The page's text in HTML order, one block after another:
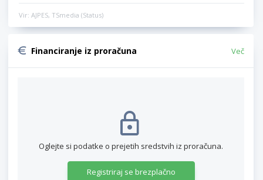
Vir: AJPES, TSmedia (Status)
Financiranje iz proračuna Več
Oglejte si podatke o prejetih sredstvih iz proračuna.
Registriraj se brezplačno